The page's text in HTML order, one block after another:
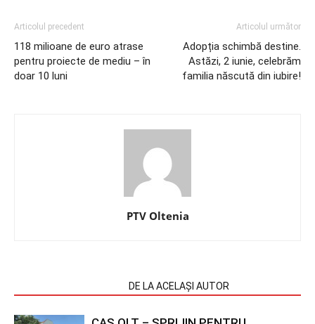
Articolul precedent
118 milioane de euro atrase
pentru proiecte de mediu – în
doar 10 luni
Articolul următor
Adopția schimbă destine.
Astăzi, 2 iunie, celebrăm
familia născută din iubire!
PTV Oltenia
DE LA ACELAȘI AUTOR